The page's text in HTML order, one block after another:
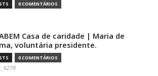
0 COMENTÁRIOS
Casa de caridade | Maria de
voluntária presidente.
0 COMENTÁRIOS